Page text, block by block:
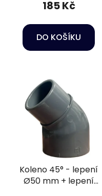
185 Kč
DO KOŠÍKU
Koleno 45° - lepení
Ø50 mm + lepení